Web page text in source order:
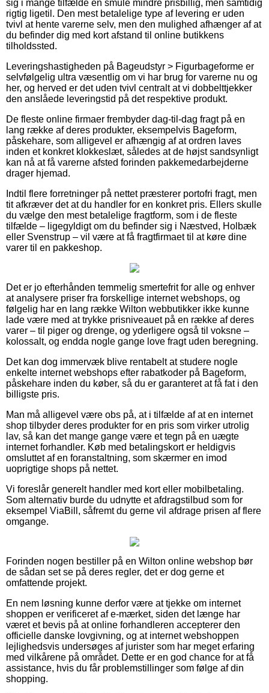
sig i mange tilfælde en smule mindre prisbillig, men samtidig
rigtig ligetil. Den mest betalelige type af levering er uden
tvivl at hente varerne selv, men den mulighed afhænger af at
du befinder dig med kort afstand til online butikkens
tilholdssted.
Leveringshastigheden på Bageudstyr > Figurbageforme er
selvfølgelig ultra væsentlig om vi har brug for varerne nu og
her, og herved er det uden tvivl centralt at vi dobbelttjekker
den anslåede leveringstid på det respektive produkt.
De fleste online firmaer frembyder dag-til-dag fragt på en
lang række af deres produkter, eksempelvis Bageform,
påskehare, som alligevel er afhængig af at ordren laves
inden et konkret klokkeslæt, således at de højst sandsynligt
kan nå at få varerne afsted forinden pakkemedarbejderne
drager hjemad.
Indtil flere forretninger på nettet præsterer portofri fragt, men
tit afkræver det at du handler for en konkret pris. Ellers skulle
du vælge den mest betalelige fragtform, som i de fleste
tilfælde – ligegyldigt om du befinder sig i Næstved, Holbæk
eller Svenstrup – vil være at få fragtfirmaet til at køre dine
varer til en pakkeshop.
Det er jo efterhånden temmelig smertefrit for alle og enhver
at analysere priser fra forskellige internet webshops, og
følgelig har en lang række Wilton webbutikker ikke kunne
lade være med at trykke prisniveauet på en række af deres
varer – til piger og drenge, og yderligere også til voksne –
kolossalt, og endda nogle gange love fragt uden beregning.
Det kan dog immervæk blive rentabelt at studere nogle
enkelte internet webshops efter rabatkoder på Bageform,
påskehare inden du køber, så du er garanteret at få fat i den
billigste pris.
Man må alligevel være obs på, at i tilfælde af at en internet
shop tilbyder deres produkter for en pris som virker utrolig
lav, så kan det mange gange være et tegn på en uægte
internet forhandler. Køb med betalingskort er heldigvis
omsluttet af en foranstaltning, som skærmer en imod
uoprigtige shops på nettet.
Vi foreslår generelt handler med kort eller mobilbetaling.
Som alternativ burde du udnytte et afdragstilbud som for
eksempel ViaBill, såfremt du gerne vil afdrage prisen af flere
omgange.
Forinden nogen bestiller på en Wilton online webshop bør
de sådan set se på deres regler, det er dog gerne et
omfattende projekt.
En nem løsning kunne derfor være at tjekke om internet
shoppen er verificeret af e-mærket, siden det længe har
været et bevis på at online forhandleren accepterer den
officielle danske lovgivning, og at internet webshoppen
lejlighedsvis undersøges af jurister som har meget erfaring
med vilkårene på området. Dette er en god chance for at få
assistance, hvis du får problemstillinger som følge af din
shopping.